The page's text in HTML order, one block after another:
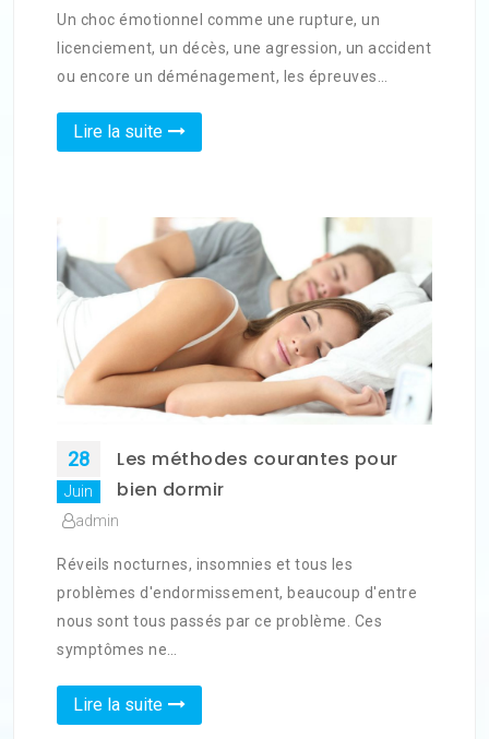
Un choc émotionnel comme une rupture, un
licenciement, un décès, une agression, un accident
ou encore un déménagement, les épreuves…
Lire la suite
28
Juin
Les méthodes courantes pour
bien dormir
admin
Réveils nocturnes, insomnies et tous les
problèmes d'endormissement, beaucoup d'entre
nous sont tous passés par ce problème. Ces
symptômes ne…
Lire la suite